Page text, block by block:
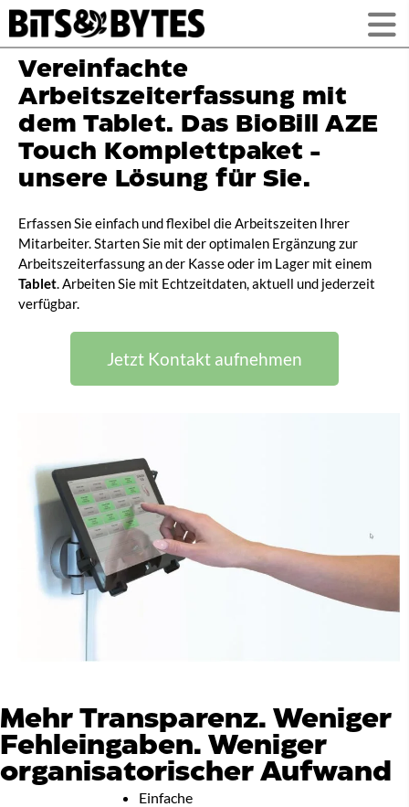
Vereinfachte
Arbeitszeiterfassung mit
dem Tablet. Das BioBill AZE
Touch Komplettpaket -
unsere Lösung für Sie.
Erfassen Sie einfach und flexibel die Arbeitszeiten Ihrer
Mitarbeiter. Starten Sie mit der optimalen Ergänzung zur
Arbeitszeiterfassung an der Kasse oder im Lager mit einem
Tablet . Arbeiten Sie mit Echtzeitdaten, aktuell und jederzeit
verfügbar.
Jetzt Kontakt aufnehmen
Mehr Transparenz. Weniger
Fehleingaben. Weniger
organisatorischer Aufwand
Einfache